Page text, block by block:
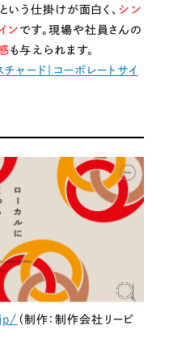
いう仕掛けが面白く、 シン
ン です。現場や社員さんの
も与えられます。
ャード｜コーポレートサイ
（制作：制作会社リーピ